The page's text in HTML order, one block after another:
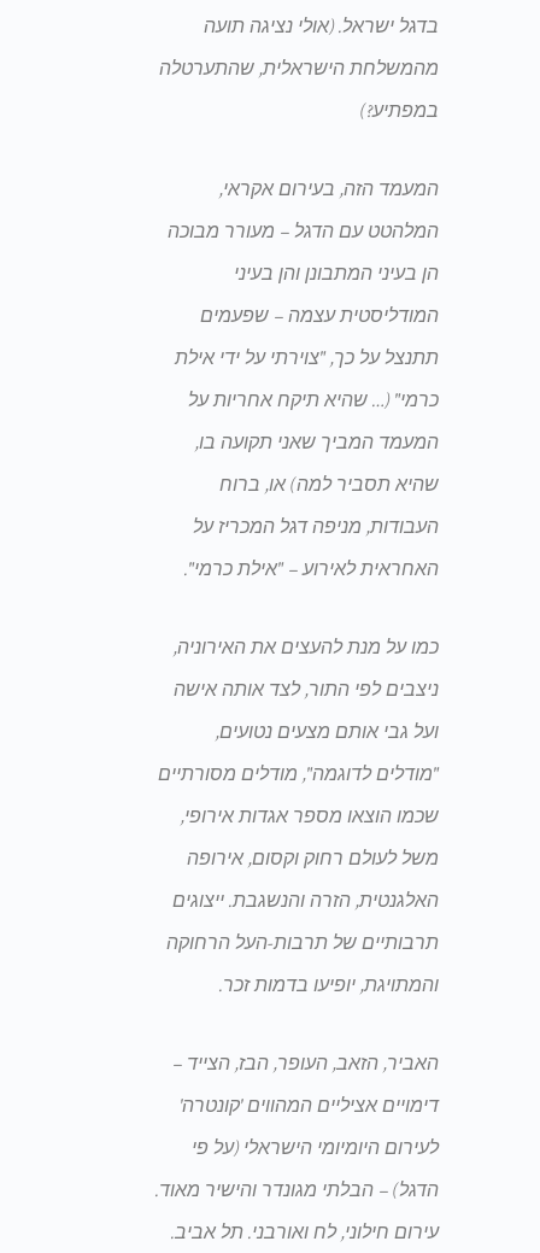
בדגל ישראל. (אולי נציגה תועה
מהמשלחת הישראלית, שהתערטלה
במפתיע?)
המעמד הזה, בעירום אקראי,
המלהטט עם הדגל – מעורר מבוכה
הן בעיני המתבונן והן בעיני
המודליסטית עצמה – שפעמים
תתנצל על כך, "צוירתי על ידי אילת
כרמי" (… שהיא תיקח אחריות על
המעמד המביך שאני תקועה בו,
שהיא תסביר למה) או, ברוח
העבודות, מניפה דגל המכריז על
האחראית לאירוע – "אילת כרמי".
כמו על מנת להעצים את האירוניה,
ניצבים לפי התור, לצד אותה אישה
ועל גבי אותם מצעים נטועים,
"מודלים לדוגמה", מודלים מסורתיים
שכמו הוצאו מספר אגדות אירופי,
משל לעולם רחוק וקסום, אירופה
האלגנטית, הזרה והנשגבת. ייצוגים
תרבותיים של תרבות-העל הרחוקה
והמתויגת, יופיעו בדמות זכר.
האביר, הזאב, העופר, הבז, הצייד –
דימויים אציליים המהווים 'קונטרה'
לעירום היומיומי הישראלי (על פי
הדגל) – הבלתי מגונדר והישיר מאוד.
עירום חילוני, לח ואורבני. תל אביב.